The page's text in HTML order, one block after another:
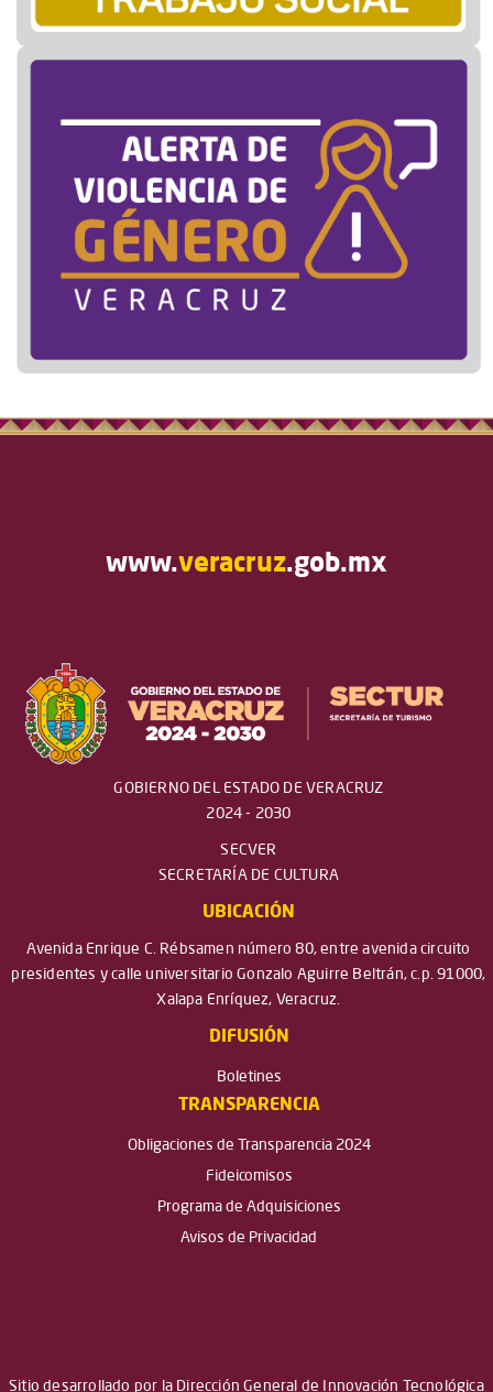
www.veracruz.gob.mx
GOBIERNO DEL ESTADO DE VERACRUZ
2024 - 2030
SECVER
SECRETARÍA DE CULTURA
UBICACIÓN
Avenida Enrique C. Rébsamen número 80, entre avenida circuito
presidentes y calle universitario Gonzalo Aguirre Beltrán, c.p. 91000,
Xalapa Enríquez, Veracruz.
DIFUSIÓN
Boletines
TRANSPARENCIA
Obligaciones de Transparencia 2024
Fideicomisos
Programa de Adquisiciones
Avisos de Privacidad
Sitio desarrollado por la Dirección General de Innovación Tecnológica